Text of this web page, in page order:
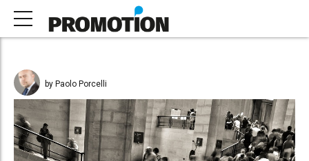
by Paolo Porcelli